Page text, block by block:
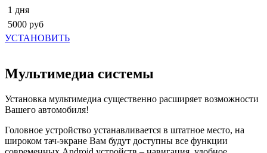
1 дня
5000 руб
УСТАНОВИТЬ
Мультимедиа системы
Установка мультимедиа существенно расширяет возможности
Вашего автомобиля!
Головное устройство устанавливается в штатное место, на
широком тач-экране Вам будут доступны все функции